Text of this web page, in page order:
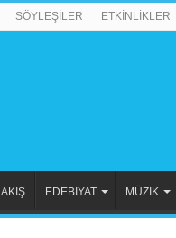
SÖYLEŞİLER ETKİNLİKLER
AKIŞ EDEBİYAT MÜZİK